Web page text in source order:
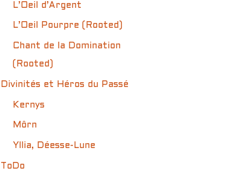
L’Oeil d’Argent
L’Oeil Pourpre (Rooted)
Chant de la Domination
(Rooted)
Divinités et Héros du Passé
Kernys
Môrn
Yllia, Déesse-Lune
ToDo